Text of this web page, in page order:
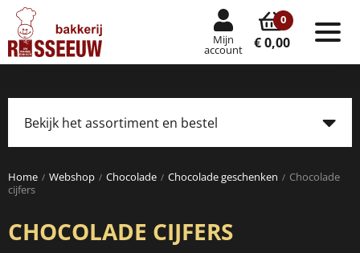
Mijn
account
0
€ 0,00
Bekijk het assortiment en bestel
Home Webshop Chocolade Chocolade geschenken
Chocolade
cijfers
CHOCOLADE CIJFERS